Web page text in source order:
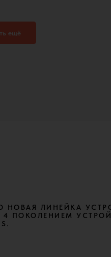
ещё
НОВАЯ ЛИНЕЙКА
4 ПОКОЛЕНИЕМ